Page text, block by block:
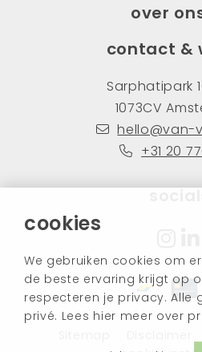
cookies
We gebruiken cookies om
de beste ervaring krijgt op
respecteren je privacy. Alle
privé. Lees hier meer over
over
contact &
Sarphatipark
1073CV
hello@van-
+31 20